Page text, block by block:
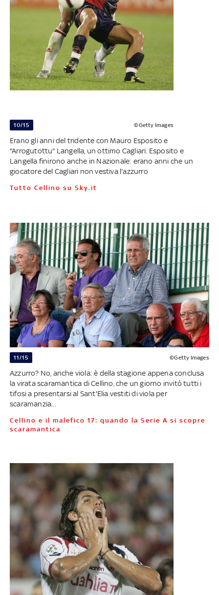
10/15 ©Getty Images
Erano gli anni del tridente con Mauro Esposito e
"Arrogutottu" Langella, un ottimo Cagliari. Esposito e
Langella finirono anche in Nazionale: erano anni che un
giocatore del Cagliari non vestiva l'azzurro
Tutto Cellino su Sky.it
11/15 ©Getty Images
Azzurro? No, anche viola: è della stagione appena conclusa
la virata scaramantica di Cellino, che un giorno invitò tutti i
tifosi a presentarsi al Sant'Elia vestiti di viola per
scaramanzia...
Cellino e il malefico 17: quando la Serie A si scopre
scaramantica